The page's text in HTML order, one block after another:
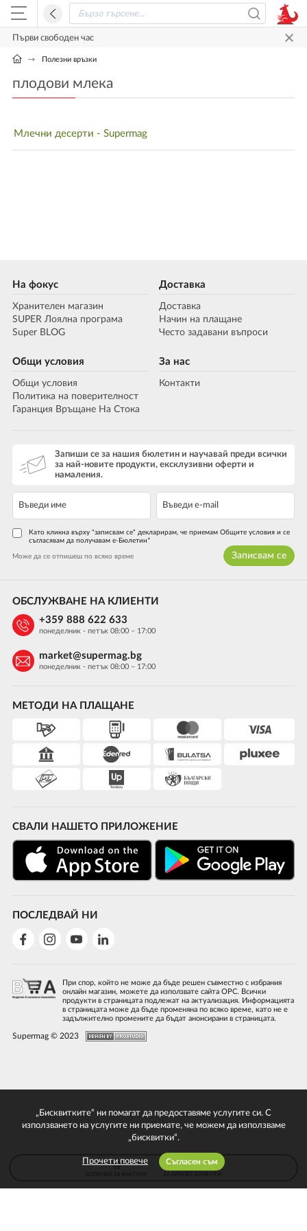
Първи свободен час
Полезни връзки
плодови млека
Млечни десерти - Supermag
На фокус
Хранителен магазин
SUPER Лоялна програма
Super BLOG
Доставка
Доставка
Начин на плащане
Често задавани въпроси
Общи условия
Общи условия
Политика на поверителност
Гаранция Връщане На Стока
За нас
Контакти
Запиши се за нашия бюлетин и научавай преди всички
за най-новите продукти, ексклузивни оферти и
намаления.
Като кликна върху "записвам се" декларирам, че приемам Общите условия и се
съгласявам да получавам е-Бюлетин*
Може да се отпишеш по всяко време Записвам се
МЕТОДИ НА ПЛАЩАНЕ
СВАЛИ НАШЕТО ПРИЛОЖЕНИЕ
ПОСЛЕДВАЙ НИ
ОБСЛУЖВАНЕ НА КЛИЕНТИ
+359 888 622 633
понеделник - петък 08:00 – 17:00
market@supermag.bg
понеделник - петък 08:00 – 17:00
При спор, който не може да бъде решен съвместно с избрания
онлайн магазин, можете да използвате сайта ОРС. Всички
продукти в страницата подлежат на актуализация. Информацията
в страницата може да бъде променяна по всяко време, като не е
задължително промените да бъдат анонсирани в страницата.
Supermag © 2023
„Бисквитките“ ни помагат да предоставяме услугите си. С
използването на услугите ни приемате, че можем да използваме
„бисквитки“.
Прочети повече Съгласен съм